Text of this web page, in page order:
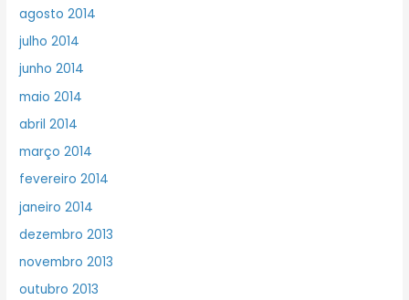
agosto 2014
julho 2014
junho 2014
maio 2014
abril 2014
março 2014
fevereiro 2014
janeiro 2014
dezembro 2013
novembro 2013
outubro 2013